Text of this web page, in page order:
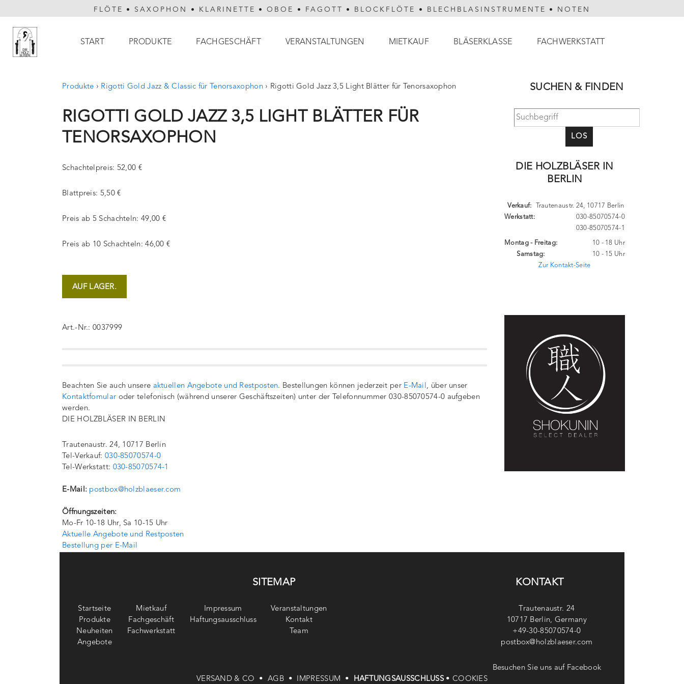
FLÖTE • SAXOPHON • KLARINETTE •OBOE • FAGOTT • BLOCKFLÖTE • BLECHBLASINSTRUMENTE • NOTEN
Hauptnavigation
START PRODUKTE FACHGESCHÄFT VERANSTALTUNGEN MIETKAUF BLÄSERKLASSE FACHWERKSTATT
Produkte › Rigotti Gold Jazz & Classic für Tenorsaxophon › Rigotti Gold Jazz 3,5 Light Blätter für Tenorsaxophon
RIGOTTI GOLD JAZZ 3,5 LIGHT BLÄTTER FÜR
TENORSAXOPHON
Schachtelpreis: 52,00 €
Blattpreis: 5,50 €
Preis ab 5 Schachteln: 49,00 €
Preis ab 10 Schachteln: 46,00 €
AUF LAGER.
Art.-Nr.: 0037999
Beachten Sie auch unsere aktuellen Angebote und Restposten. Bestellungen können jederzeit per E-Mail, über unser
Kontaktfomular oder telefonisch (während unserer Geschäftszeiten) unter der Telefonnummer 030-85070574-0 aufgeben
werden.
DIE HOLZBLÄSER IN BERLIN
Trautenaustr. 24, 10717 Berlin
Tel-Verkauf: 030-85070574-0
Tel-Werkstatt: 030-85070574-1
E-Mail: postbox@holzblaeser.com
Öffnungszeiten:
Mo-Fr 10-18 Uhr, Sa 10-15 Uhr
Aktuelle Angebote und Restposten
Bestellung per E-Mail
SUCHEN & FINDEN
LOS
DIE HOLZBLÄSER IN
BERLIN
Trautenaustr. 24, 10717 Berlin
Verkauf:
Werkstatt:
030-85070574-0
030-85070574-1
Montag - Freitag:
Samstag:
10 - 18 Uhr
10 - 15 Uhr
Zur Kontakt-Seite
SITEMAP
Startseite
Produkte
Neuheiten
Angebote
Mietkauf
Fachgeschäft
Fachwerkstatt
Impressum
Haftungsausschluss
Veranstaltungen
Kontakt
Team
KONTAKT
Trautenaustr. 24
10717 Berlin, Germany
+49-30-85070574-0
postbox@holzblaeser.com
Besuchen Sie uns auf Facebook
VERSAND & CO •AGB • IMPRESSUM • HAFTUNGSAUSSCHLUSS • COOKIES